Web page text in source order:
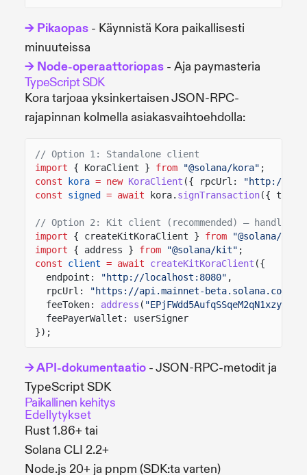
→ Pikaopas - Käynnistä Kora paikallisesti
minuuteissa
→ Node-operaattoriopas - Aja paymasteria
TypeScript SDK
Kora tarjoaa yksinkertaisen JSON-RPC-
rajapinnan kolmella asiakasvaihtoehdolla:
// Option 1: Standalone client
import
{ KoraClient } from "@solana/kora" ;
const
kora = new KoraClient ({ rpcUrl:
"http://
const
signed = await kora. signTransaction({
// Option 2: Kit client (recommended) — handles
import
{ createKitKoraClient } from
"@solana/
import
{ address } from "@solana/kit" ;
const
client = await createKitKoraClient ({
endpoint:
"http://localhost:8080" ,
rpcUrl:
"https://api.mainnet-beta.solana.com"
feeToken:
address (
feePayerWallet: userSigner
});
→ API-dokumentaatio - JSON-RPC-metodit ja
TypeScript SDK
Paikallinen kehitys
Edellytykset
Rust 1.86+ tai
Solana CLI 2.2+
Node.js 20+ ja pnpm (SDK:ta varten)